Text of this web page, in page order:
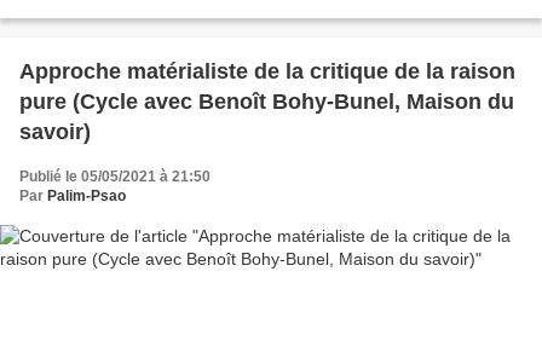
Approche matérialiste de la critique de la raison
pure (Cycle avec Benoît Bohy-Bunel, Maison du
savoir)
Publié le 05/05/2021 à 21:50
Par Palim-Psao